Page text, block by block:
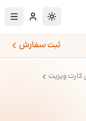
تغییر به حالت
ثبت سفارش
کارت ویزیت